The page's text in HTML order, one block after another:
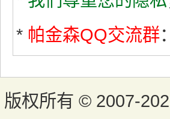
* 帕金森QQ交流群：
版权所有 © 2007-